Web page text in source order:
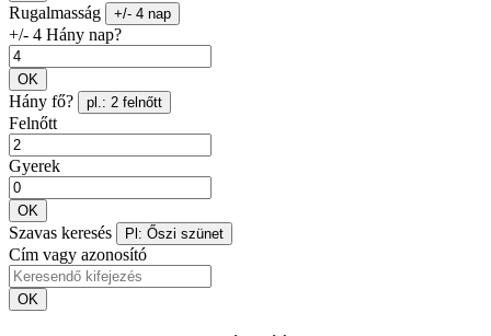
Rugalmasság +/- 4 nap
+/- 4 Hány nap?
OK
Hány fő? pl.: 2 felnőtt
Felnőtt
Gyerek
OK
Szavas keresés Pl: Őszi szünet
Cím vagy azonosító
OK